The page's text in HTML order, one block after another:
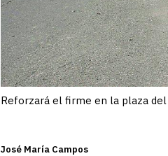
Reforzará el firme en la plaza del
José María Campos